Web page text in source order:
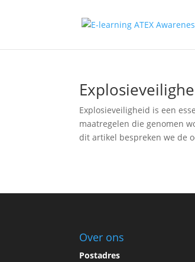
Explosieveiligheid is een
maatregelen die genomen
dit artikel bespreken we de
Over ons
Postadres